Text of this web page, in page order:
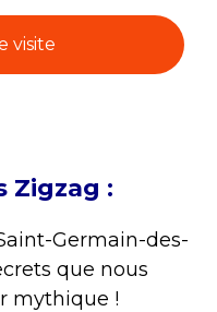
visite
Zigzag :
Germain-des-
que nous
mythique !